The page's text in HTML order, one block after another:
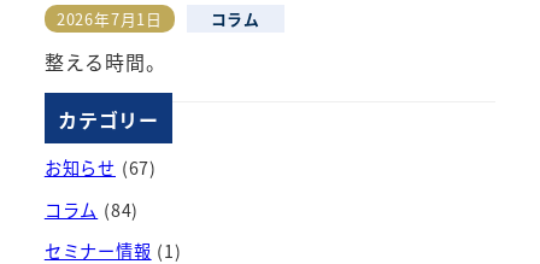
整える時間。
投稿日
2026年7月1日 コラム
カテゴリー
お知らせ (67)
コラム (84)
セミナー情報 (1)